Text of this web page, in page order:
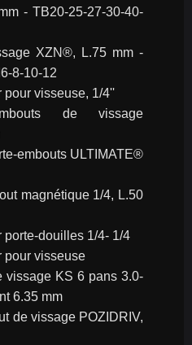
- TB20-25-27-30-40-
8-10-12
pour visseuse, 1/4''
porte-douilles 1/4- 1/4
pour visseuse
6.35 mm